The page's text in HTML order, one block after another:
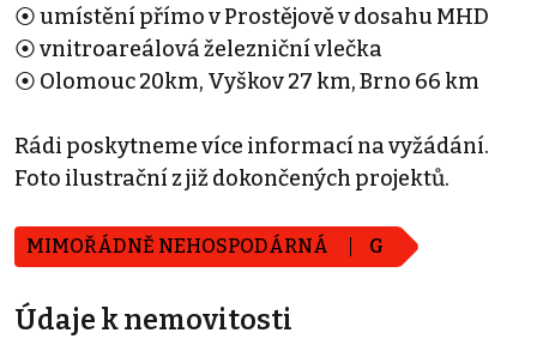
⦿ umístění přímo v Prostějově v dosahu MHD
⦿ vnitroareálová železniční vlečka
⦿ Olomouc 20km, Vyškov 27 km, Brno 66 km
Rádi poskytneme více informací na vyžádání.
Foto ilustrační z již dokončených projektů.
MIMOŘÁDNĚ NEHOSPODÁRNÁ G
Údaje k nemovitosti